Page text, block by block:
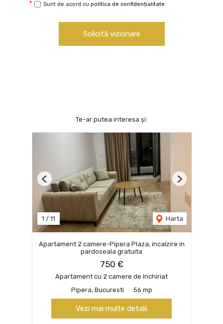
Sunt de acord cu politica de confidențialitate
Solicită vizionare
Te-ar putea interesa și:
1 / 11 Harta
Previous Next
Apartament 2 camere-Pipera Plaza, incalzire in
pardoseala gratuita
750 €
Apartament cu 2 camere de închiriat
Pipera, Bucuresti
56 mp
Vezi mai multe detalii